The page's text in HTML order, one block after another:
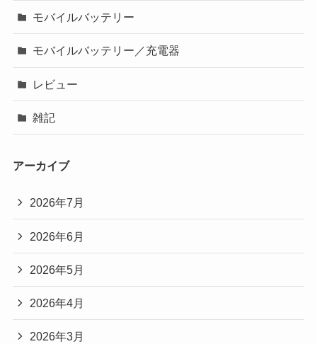
モバイルバッテリー
モバイルバッテリー／充電器
レビュー
雑記
アーカイブ
2026年7月
2026年6月
2026年5月
2026年4月
2026年3月